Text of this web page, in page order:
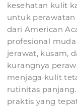
kesehatan kulit
untuk
dari American
profesional
jerawat, kusam,
kurangnya
menjaga kulit
rutinitas
praktis yang